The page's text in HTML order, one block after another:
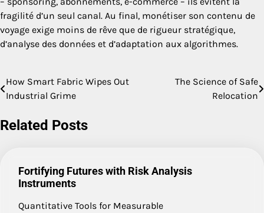
fragilité d’un seul canal. Au final, monétiser son contenu de
voyage exige moins de rêve que de rigueur stratégique,
d’analyse des données et d’adaptation aux algorithmes.
Post
How Smart Fabric Wipes Out
Industrial Grime
The Science of Safe
Relocation
Related Posts
Fortifying Futures with Risk Analysis
Instruments
Quantitative Tools for Measurable